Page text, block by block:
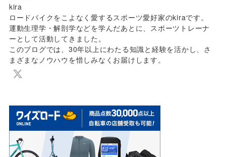
kira
ロードバイクをこよなく愛するスポーツ愛好家のkiraです。
運動生理学・解剖学などを学んだあとに、スポーツトレーナ
ーとして活動してきました。
このブログでは、30年以上にわたる知識と経験を活かし、さ
まざまなノウハウを惜しみなくお届けします。